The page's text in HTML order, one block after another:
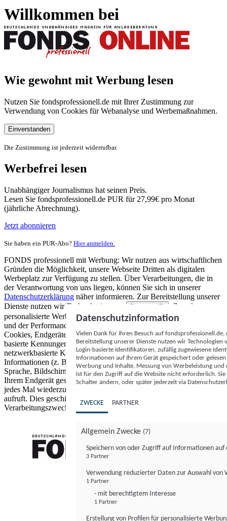
Willkommen bei
Wie gewohnt mit Werbung lesen
Nutzen Sie fondsprofessionell.de mit Ihrer Zustimmung zur
Verwendung von Cookies für Webanalyse und Werbemaßnahmen.
Einverstanden
Die Zustimmung ist jederzeit widerrufbar.
Werbefrei lesen
Unabhängiger Journalismus hat seinen Preis.
Lesen Sie fondsprofessionell.de PUR für 27,99€ pro Monat
(jährliche Abrechnung).
Jetzt abonnieren
Sie haben ein PUR-Abo? Hier anmelden.
FONDS professionell mit Werbung: Wir nutzen aus wirtschaftlichen
Gründen die Möglichkeit, unsere Webseite Dritten als digitalen
Werbeplatz zur Verfügung zu stellen. Über Verarbeitungen, die in
der Verantwortung von uns liegen, können Sie sich in unserer
Datenschutzerklärung näher informieren. Zur Bereitstellung unserer
Dienste nutzen wir Technologien von
Partnern (5)
. Zwecke:
personalisierte Werbung und Inhalte, Messung von Werbeleistung
und der Performance von Inhalten sowie Zielgruppenforschung.
Cookies, Endgeräte- oder ähnliche Online-Kennungen (z. B. login-
basierte Kennungen, zufällig generierte Kennungen,
netzwerkbasierte Kennungen) können zusammen mit anderen
Informationen (z. B. Browsertyp und Browserinformationen,
Sprache, Bildschirmgröße, unterstützte Technologien usw.) auf
Ihrem Endgerät gespeichert oder von dort ausgelesen werden, um es
jedes Mal wiederzuerkennen, wenn es eine App oder einer Webseite
aufruft. Dies geschieht für einen oder mehrere der hier aufgeführten
Verarbeitungszwecke.
Datenschutzinformation
Vielen Dank für Ihren Besuch auf
Bereitstellung unserer Dienste nutzen wir Technologien
Login-basierte Identifikatoren, zufällig zugewiesene
Informationen auf Ihrem Gerät gespeichert oder
Werbung und Inhalte, Messung von Werbeleistung
ist für den Zugriff auf die Website nicht erforderlich.
Schalter ändern, oder später jederzeit via
ZWECKE PARTNER
Allgemein Zwecke (7)
Speichern von oder Zugriff auf Informationen auf
3 Partner
Verwendung reduzierter Daten zur Auswahl von
1 Partner
- mit berechtigtem Interesse
1 Partner
Erstellung von Profilen für personalisierte
FONDS professionell